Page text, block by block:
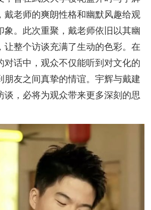
戴老师的爽朗性格和幽默风趣给观
象。此次重聚，戴老师依旧以其幽
让整个访谈充满了生动的色彩。在
对话中，观众不仅能听到对文化的
朋友之间真挚的情谊。宇辉与戴建
谈，必将为观众带来更多深刻的思